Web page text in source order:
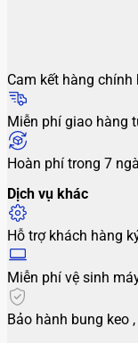
Cam kết hàng chính
Miễn phí giao hàng
Hoàn phí trong 7
Dịch vụ khác
Hỗ trợ khách hàng
Miễn phí vệ sinh
Bảo hành bung keo